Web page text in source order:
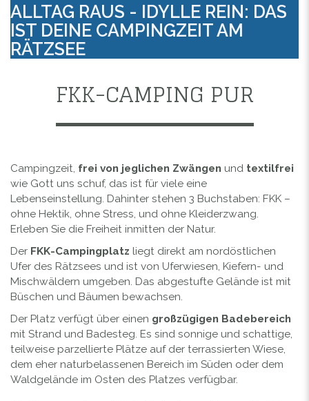
ALLTAG RAUS - IDYLLE REIN: DAS
IST DEINE CAMPINGZEIT AM
RÄTZSEE
FKK-CAMPING PUR
Campingzeit, frei von jeglichen Zwängen und textilfrei
wie Gott uns schuf, das ist für viele eine
Lebenseinstellung. Dahinter stehen 3 Buchstaben: FKK –
ohne Hektik, ohne Stress, und ohne Kleiderzwang.
Erleben Sie die Freiheit inmitten der Natur.
Der FKK-Campingplatz liegt direkt am nordöstlichen
Ufer des Rätzsees und ist von Uferwiesen, Kiefern- und
Mischwäldern umgeben. Das abgestufte Gelände ist mit
Büschen und Bäumen bewachsen.
Der Platz verfügt über einen großzügigen Badebereich
mit Strand und Badesteg. Es sind sonnige und schattige,
teilweise parzellierte Plätze auf der terrassierten Wiese,
dem eher naturbelassenen Bereich im Süden oder dem
Waldgelände im Osten des Platzes verfügbar.